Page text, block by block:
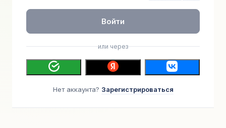
Войти
или через
Нет аккаунта? Зарегистрироваться